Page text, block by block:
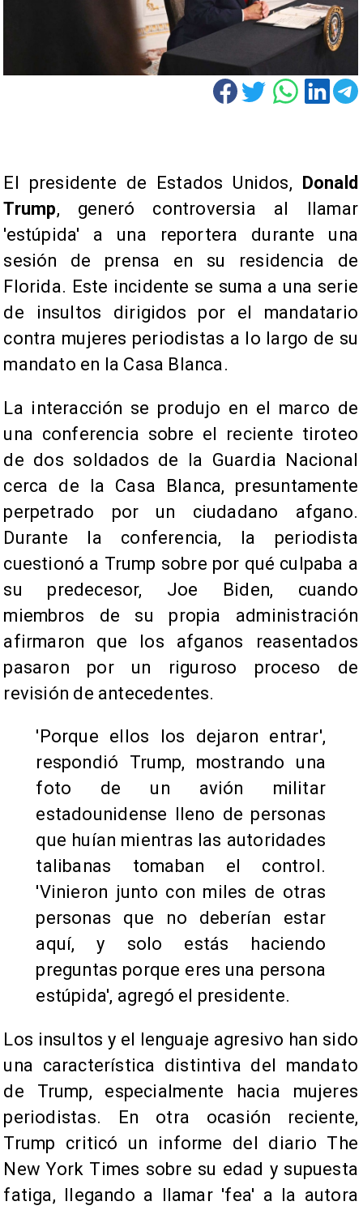
El presidente de Estados Unidos, Donald
Trump, generó controversia al llamar
'estúpida' a una reportera durante una
sesión de prensa en su residencia de
Florida. Este incidente se suma a una serie
de insultos dirigidos por el mandatario
contra mujeres periodistas a lo largo de su
mandato en la Casa Blanca.
La interacción se produjo en el marco de
una conferencia sobre el reciente tiroteo
de dos soldados de la Guardia Nacional
cerca de la Casa Blanca, presuntamente
perpetrado por un ciudadano afgano.
Durante la conferencia, la periodista
cuestionó a Trump sobre por qué culpaba a
su predecesor, Joe Biden, cuando
miembros de su propia administración
afirmaron que los afganos reasentados
pasaron por un riguroso proceso de
revisión de antecedentes.
'Porque ellos los dejaron entrar',
respondió Trump, mostrando una
foto de un avión militar
estadounidense lleno de personas
que huían mientras las autoridades
talibanas tomaban el control.
'Vinieron junto con miles de otras
personas que no deberían estar
aquí, y solo estás haciendo
preguntas porque eres una persona
estúpida', agregó el presidente.
Los insultos y el lenguaje agresivo han sido
una característica distintiva del mandato
de Trump, especialmente hacia mujeres
periodistas. En otra ocasión reciente,
Trump criticó un informe del diario The
New York Times sobre su edad y supuesta
fatiga, llegando a llamar 'fea' a la autora